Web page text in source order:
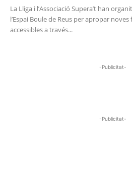
La Lliga i l’Associació Supera’t han
l’Espai Boule de Reus per apropar
accessibles a través...
-Publicitat-
-Publicitat-